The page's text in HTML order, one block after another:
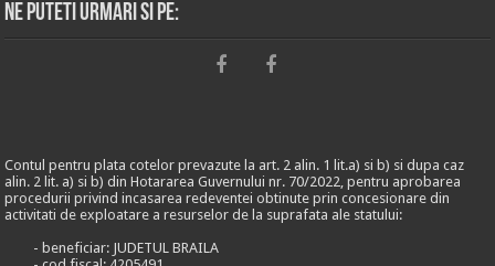
Ne puteti urmari si pe:
Contul pentru plata cotelor prevazute la art. 2 alin. 1 lit.a) si b) si dupa caz
alin. 2 lit. a) si b) din Hotararea Guvernului nr. 70/2022, pentru aprobarea
procedurii privind incasarea redeventei obtinute prin concesionare din
activitati de exploatare a resurselor de la suprafata ale statului:
- beneficiar: JUDETUL BRAILA